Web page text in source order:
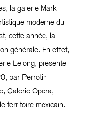
la galerie Mark
moderne du
cette année, la
générale. En effet,
Lelong, présente
par Perrotin
Galerie Opéra,
territoire mexicain.